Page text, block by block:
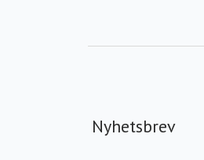
Nyhetsbrev